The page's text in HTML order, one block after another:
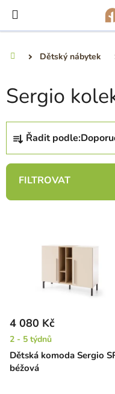
obsah
Dětský nábytek
Sergio
Ř
z
n
ů
Řadit podle:
o
d
u
k
Dětská komoda Sergio
béžová
4 080 Kč
2 - 5 týdnů